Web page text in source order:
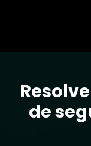
Text
de